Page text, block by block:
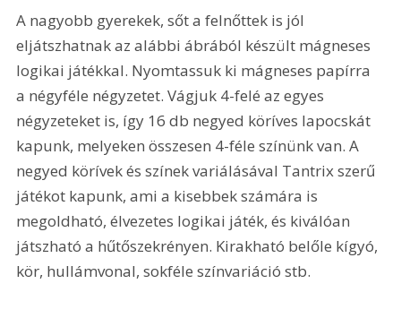
A nagyobb gyerekek, sőt a felnőttek is jól
eljátszhatnak az alábbi ábrából készült mágneses
logikai játékkal. Nyomtassuk ki mágneses papírra
a négyféle négyzetet. Vágjuk 4-felé az egyes
négyzeteket is, így 16 db negyed köríves lapocskát
kapunk, melyeken összesen 4-féle színünk van. A
negyed körívek és színek variálásával Tantrix szerű
játékot kapunk, ami a kisebbek számára is
megoldható, élvezetes logikai játék, és kiválóan
játszható a hűtőszekrényen. Kirakható belőle kígyó,
kör, hullámvonal, sokféle színvariáció stb.